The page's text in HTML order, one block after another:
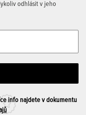
odhlásit v jeho
info najdete v dokumentu